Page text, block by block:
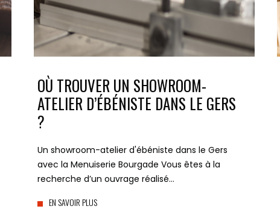
OÙ TROUVER UN SHOWROOM-
ATELIER D’ÉBÉNISTE DANS LE GERS
?
Un showroom-atelier d'ébéniste dans le Gers
avec la Menuiserie Bourgade Vous êtes à la
recherche d’un ouvrage réalisé…
EN SAVOIR PLUS